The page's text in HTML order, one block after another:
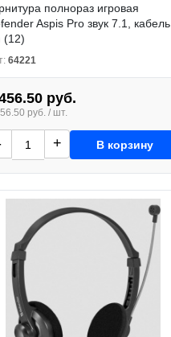
полнораз игровая
Aspis Pro звук 7.1, кабель
(12)
64221
руб.
руб. / шт.
+ В корзину